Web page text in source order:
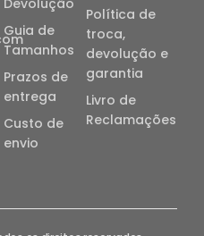
Guia de
Tamanhos
Prazos de
entrega
Custo de
envio
Política de
troca,
devolução e
garantia
Livro de
Reclamações